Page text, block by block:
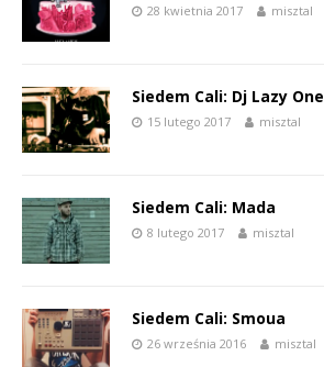
28 kwietnia 2017 misztal
Siedem Cali: Dj Lazy One
15 lutego 2017 misztal
Siedem Cali: Mada
8 lutego 2017 misztal
Siedem Cali: Smoua
26 września 2016 misztal